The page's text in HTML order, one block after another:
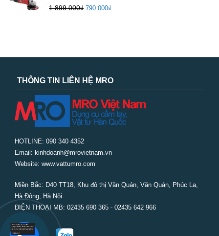
1.899.000₫ 790.000₫
THÔNG TIN LIÊN HỆ MRO
HOTLINE: 090 340 4352
Email: kinhdoanh@mrovietnam.vn
Website: www.vattumro.com
Miền Bắc: D40 TT18, Khu đô thị Văn Quán, Văn Quán, Phúc La,
Hà Đông, Hà Nội
ĐIỆN THOẠI MB: 02435 690 365 - 02435 642 966